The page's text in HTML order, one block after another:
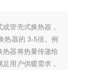
管壳式换热器，
热器的 3-5倍。例
热器将热量传递给
用户供暖需求，